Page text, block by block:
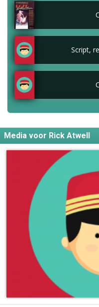
Script,
Media voor Rick Atwell